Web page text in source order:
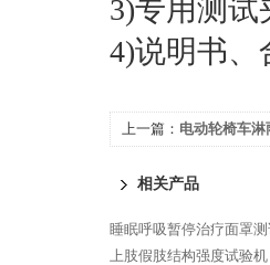
3)专用测
4)说明书、
上一篇： 电动轮椅车淋
相关产品
睡眠呼吸暂停治疗面罩
上肢假肢结构强度试验机